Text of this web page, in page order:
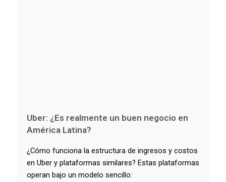
Uber: ¿Es realmente un buen negocio en
América Latina?
¿Cómo funciona la estructura de ingresos y costos
en Uber y plataformas similares? Estas plataformas
operan bajo un modelo sencillo: